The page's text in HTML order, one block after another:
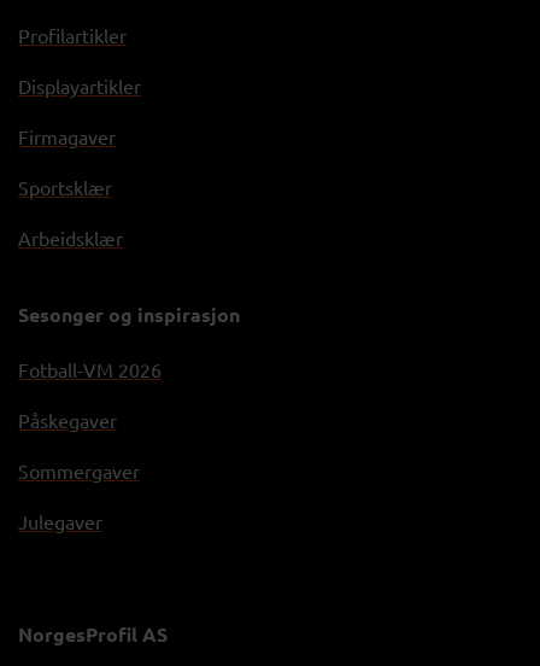
Profilartikler
Displayartikler
Firmagaver
Sportsklær
Arbeidsklær
Sesonger og inspirasjon
Fotball-VM 2026
Påskegaver
Sommergaver
Julegaver
NorgesProfil AS